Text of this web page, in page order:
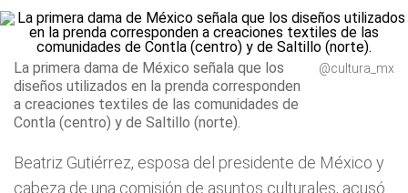
La primera dama de México señala que los
diseños utilizados en la prenda corresponden
a creaciones textiles de las comunidades de
Contla (centro) y de Saltillo (norte).
@cultura_mx
Beatriz Gutiérrez, esposa del presidente de México y
cabeza de una comisión de asuntos culturales, acusó